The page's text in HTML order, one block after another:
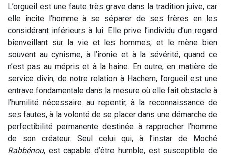
L’orgueil est une faute très grave dans la tradition juive, car
elle incite l’homme à se séparer de ses frères en les
considérant inférieurs à lui. Elle prive l’individu d’un regard
bienveillant sur la vie et les hommes, et le mène bien
souvent au cynisme, à l’ironie et à la sévérité, quand ce
n’est pas au mépris et à la haine. En outre, en matière de
service divin, de notre relation à Hachem, l’orgueil est une
entrave fondamentale dans la mesure où elle fait obstacle à
l’humilité nécessaire au repentir, à la reconnaissance de
ses fautes, à la volonté de se placer dans une démarche de
perfectibilité permanente destinée à rapprocher l’homme
de son créateur. Seul celui qui, à l’instar de Moché
Rabbénou, est capable d’être humble, est susceptible de